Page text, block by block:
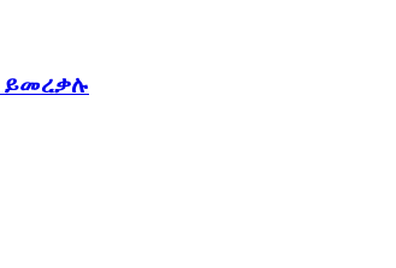
ይመረቃሉ